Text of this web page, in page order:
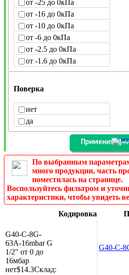
от -25 до 0кПа
от -16 до 0кПа
от -10 до 0кПа
от -6 до 0кПа
от -2.5 до 0кПа
от -1.6 до 0кПа
Поверка
нет
да
По выбранным
много продукции, часть
поместилась на странице.
Воспользуйтесь фильтром и
характеристики, чтобы увидеть
Кодировка
G40-C-8G-
63A-16mbarG
1/2" от 0 до
16мбар
нет$14.3Склад:
G40-C-